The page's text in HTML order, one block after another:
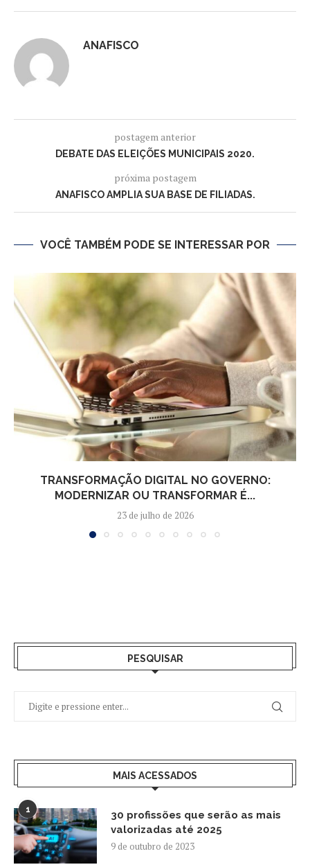
ANAFISCO
postagem anterior
DEBATE DAS ELEIÇÕES MUNICIPAIS 2020.
próxima postagem
ANAFISCO AMPLIA SUA BASE DE FILIADAS.
VOCÊ TAMBÉM PODE SE INTERESSAR POR
TRANSFORMAÇÃO DIGITAL NO GOVERNO:
MODERNIZAR OU TRANSFORMAR É...
23 de julho de 2026
PESQUISAR
MAIS ACESSADOS
1
30 profissões que serão as mais
valorizadas até 2025
9 de outubro de 2023